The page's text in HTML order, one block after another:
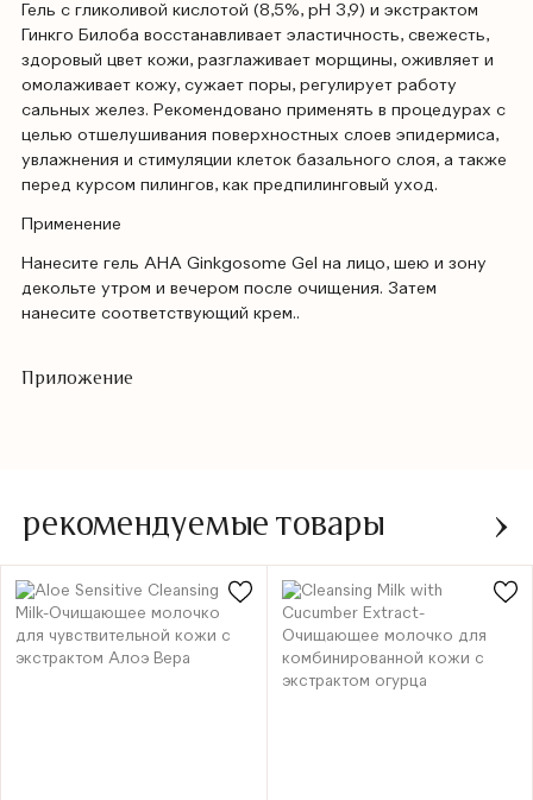
Гель с гликоливой кислотой (8,5%, рН 3,9) и экстрактом
Гинкго Билоба восстанавливает эластичность, свежесть,
здоровый цвет кожи, разглаживает морщины, оживляет и
омолаживает кожу, сужает поры, регулирует работу
сальных желез. Рекомендовано применять в процедурах с
целью отшелушивания поверхностных слоев эпидермиса,
увлажнения и стимуляции клеток базального слоя, а также
перед курсом пилингов, как предпилинговый уход.
Применение
Нанесите гель AHA Ginkgosome Gel на лицо, шею и зону
декольте утром и вечером после очищения. Затем
нанесите соответствующий крем..
Приложение
рекомендуемые товары